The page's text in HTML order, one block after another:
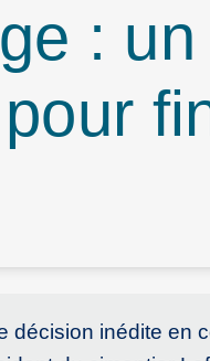
:
décision inédite en